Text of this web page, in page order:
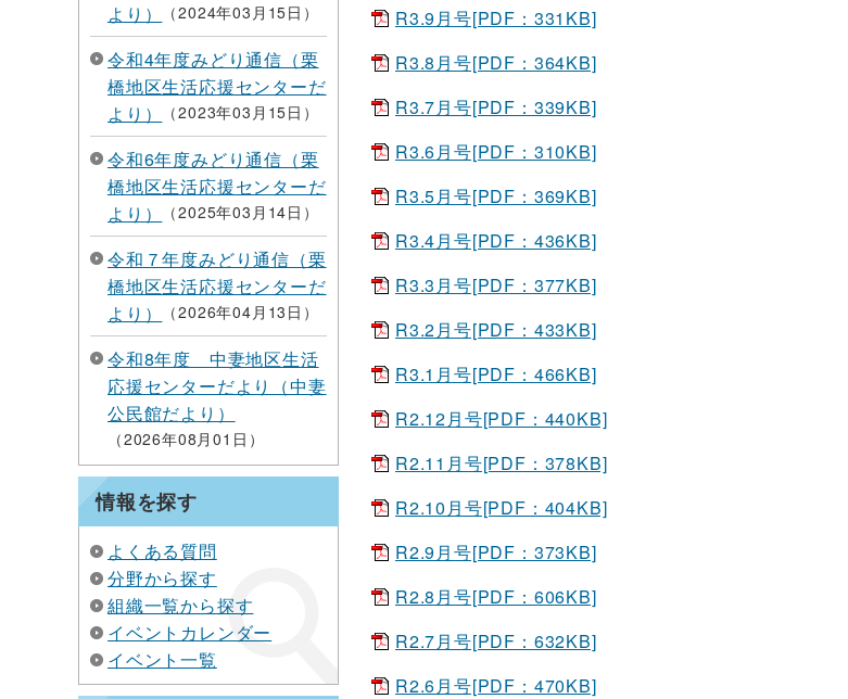
より）
2024年03月15日
令和4年度みどり通信（栗
橋地区生活応援センターだ
より）
2023年03月15日
令和6年度みどり通信（栗
橋地区生活応援センターだ
より）
2025年03月14日
令和７年度みどり通信（栗
橋地区生活応援センターだ
より）
2026年04月13日
令和8年度 中妻地区生活
応援センターだより（中妻
公民館だより）
2026年08月01日
情報を探す
よくある質問
分野から探す
組織一覧から探す
イベントカレンダー
イベント一覧
R3.9月号[PDF：331KB]
R3.8月号[PDF：364KB]
R3.7月号[PDF：339KB]
R3.6月号[PDF：310KB]
R3.5月号[PDF：369KB]
R3.4月号[PDF：436KB]
R3.3月号[PDF：377KB]
R3.2月号[PDF：433KB]
R3.1月号[PDF：466KB]
R2.12月号[PDF：440KB]
R2.11月号[PDF：378KB]
R2.10月号[PDF：404KB]
R2.9月号[PDF：373KB]
R2.8月号[PDF：606KB]
R2.7月号[PDF：632KB]
R2.6月号[PDF：470KB]